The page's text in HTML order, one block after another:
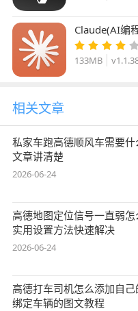
Claude(AI编
133MB
相关文章
私家车跑高德顺风车需要什
文章讲清楚
2026-06-24
高德地图定位信号一直弱
实用设置方法快速解决
2026-06-24
高德打车司机怎么添加自
绑定车辆的图文教程